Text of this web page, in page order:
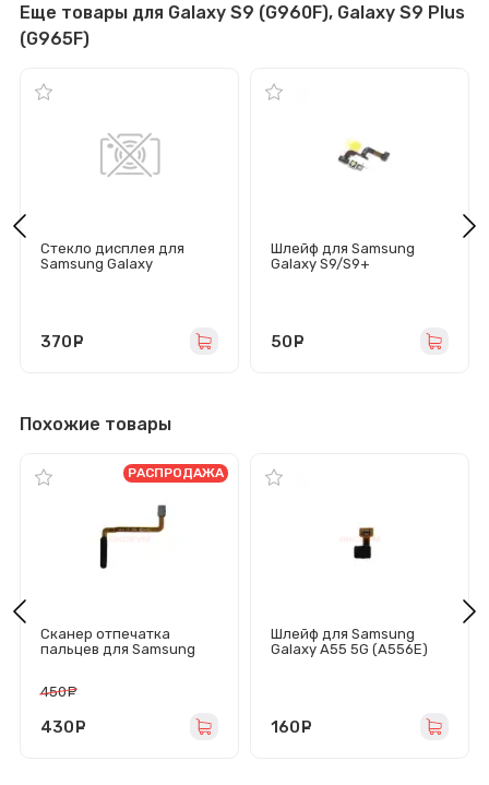
Еще товары для Galaxy S9 (G960F), Galaxy S9 Plus
(G965F)
Стекло дисплея для
Samsung Galaxy
370
Шлейф для Samsung
Galaxy S9/S9+
50
Похожие товары
Сканер отпечатка
пальцев для Samsung
РАСПРОДАЖА
450
430
Шлейф для Samsung
Galaxy A55 5G (A556E)
160